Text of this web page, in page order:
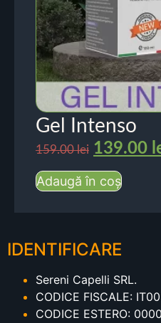
Gel Intenso
159.00lei 139.00
Adaugă în coș
IDENTIFICARE
Sereni Capelli SRL.
CODICE FISCALE:
CODICE ESTERO: